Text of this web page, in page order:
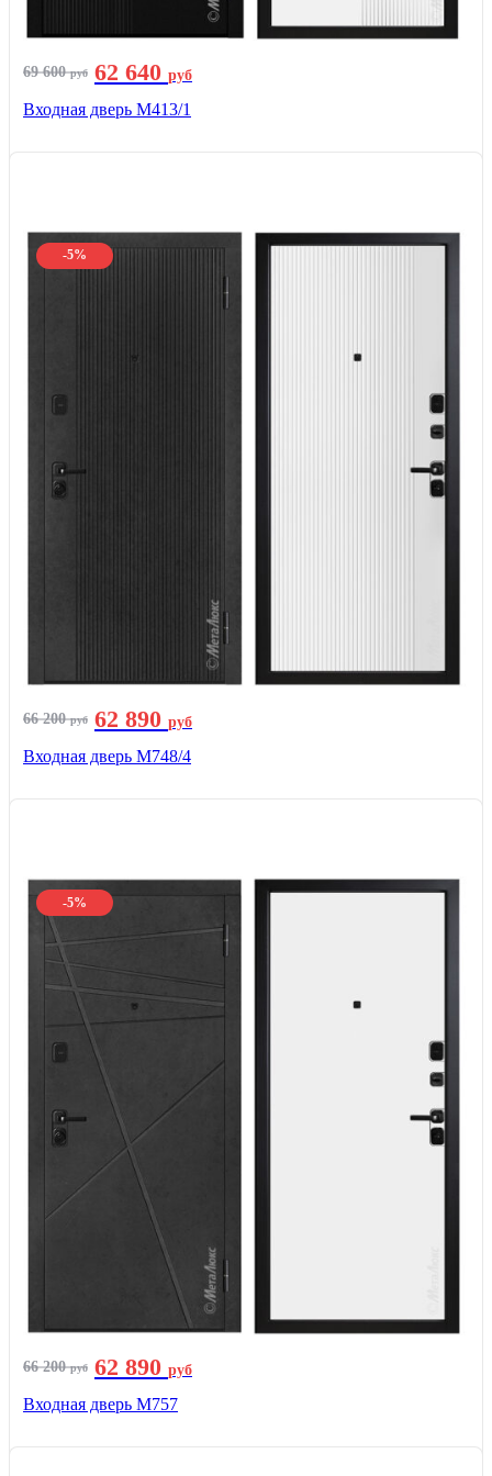
69 600руб 62 640 руб
Входная дверь М413/1
-5%
66 200руб 62 890 руб
Входная дверь М748/4
-5%
66 200руб 62 890 руб
Входная дверь М757